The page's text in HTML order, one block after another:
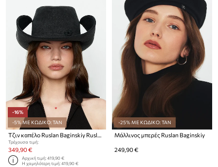
-16%
-5% ΜΕ ΚΩΔΙΚΟ: TAN
Τρέχουσα τιμή:
349,90 €
Αρχική τιμή:419,90 €
Η χαμηλότερη τιμή:419,90 €
-25% ΜΕ ΚΩΔΙΚΟ: TAN
Μάλλινος μπερές Ruslan Baginskiy
249,90 €